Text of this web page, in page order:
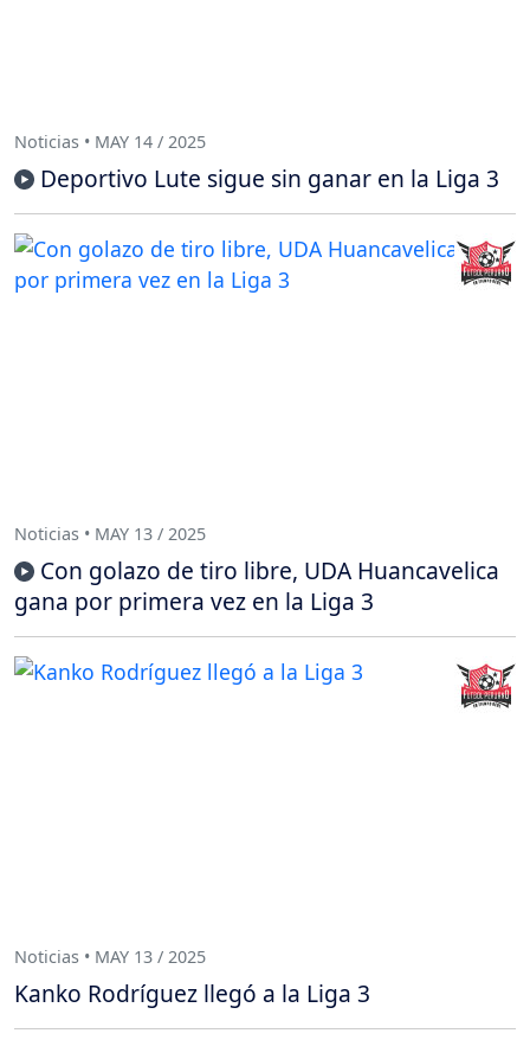
Noticias • MAY 14 / 2025
Deportivo Lute sigue sin ganar en la Liga 3
Noticias • MAY 13 / 2025
Con golazo de tiro libre, UDA Huancavelica
gana por primera vez en la Liga 3
Noticias • MAY 13 / 2025
Kanko Rodríguez llegó a la Liga 3